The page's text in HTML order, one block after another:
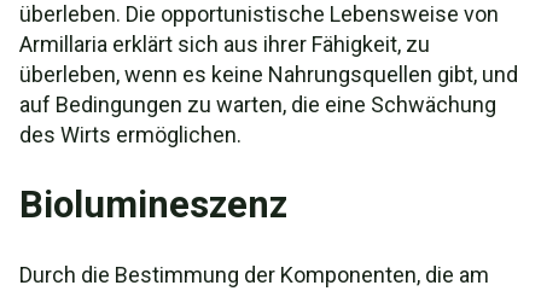
überleben. Die opportunistische Lebensweise von
Armillaria erklärt sich aus ihrer Fähigkeit, zu
überleben, wenn es keine Nahrungsquellen gibt, und
auf Bedingungen zu warten, die eine Schwächung
des Wirts ermöglichen.
Biolumineszenz
Durch die Bestimmung der Komponenten, die am